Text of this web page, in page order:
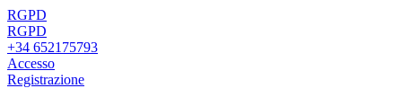
RGPD
RGPD
+34 652175793
Accesso
Registrazione